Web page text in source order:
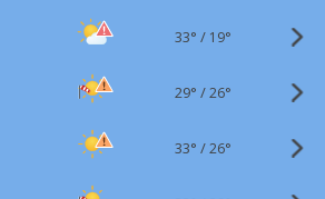
33° / 19°
29° /26°
33° /26°